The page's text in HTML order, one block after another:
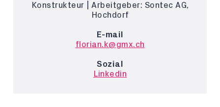
Konstrukteur | Arbeitgeber: Sontec AG,
Hochdorf
E-mail
florian.k@gmx.ch
Sozial
Linkedin